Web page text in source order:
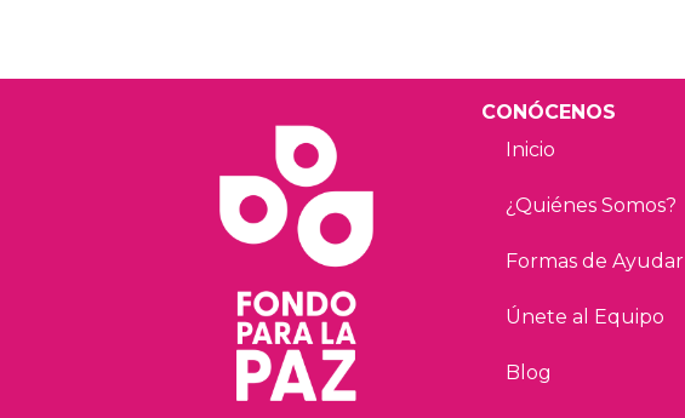
CONÓCENOS
Inicio
¿Quiénes Somos?
Formas de Ayudar
Únete al Equipo
Blog